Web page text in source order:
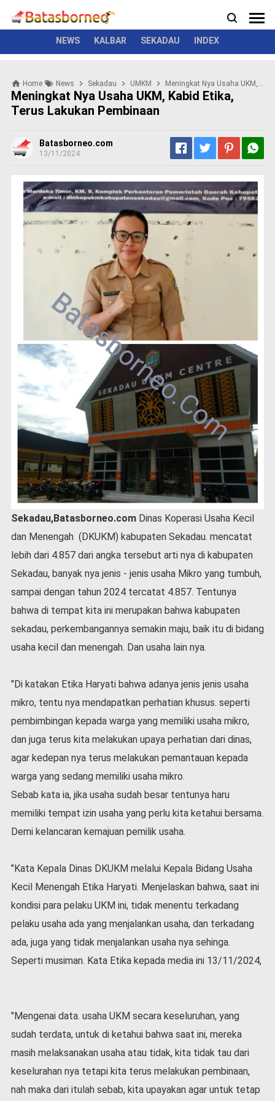
N
e
s
o
l
i
k
m
a
i
n
a
h
S
e
e
m
o
n
i
a
O
l
a
h
a
g
i
n
e
r
t
a
o
v
-
1
a
s
o
NEWS KALBAR SEKADAU INDEX
News Kriminal Seremonial
Home News Sekadau UMKM Meningkat Nya Usaha UKM, Kabid Etika, Terus Lakukan Pembinaan
Meningkat Nya Usaha UKM, Kabid Etika,
Terus Lakukan Pembinaan
Batasborneo.com
13/11/2024
Sekadau,Batasborneo.comDinas Koperasi Usaha Kecil
dan Menengah (DKUKM) kabupaten Sekadau. mencatat
lebih dari 4.857 dari angka tersebut arti nya di kabupaten
Sekadau, banyak nya jenis - jenis usaha Mikro yang tumbuh,
sampai dengan tahun 2024 tercatat 4.857. Tentunya
bahwa di tempat kita ini merupakan bahwa kabupaten
sekadau, perkembangannya semakin maju, baik itu di bidang
usaha kecil dan menengah. Dan usaha lain nya.
"Di katakan Etika Haryati bahwa adanya jenis jenis usaha
mikro, tentu nya mendapatkan perhatian khusus. seperti
pembimbingan kepada warga yang memiliki usaha mikro,
dan juga terus kita melakukan upaya perhatian dari dinas,
agar kedepan nya terus melakukan pemantauan kepada
warga yang sedang memiliki usaha mikro.
Sebab kata ia, jika usaha sudah besar tentunya haru
memiliki tempat izin usaha yang perlu kita ketahui bersama.
Demi kelancaran kemajuan pemilik usaha.
"Kata Kepala Dinas DKUKM melalui Kepala Bidang Usaha
Kecil Menengah Etika Haryati. Menjelaskan bahwa, saat ini
kondisi para pelaku UKM ini, tidak menentu terkadang
pelaku usaha ada yang menjalankan usaha, dan terkadang
ada, juga yang tidak menjalankan usaha nya sehinga.
Seperti musiman. Kata Etika kepada media ini 13/11/2024,
"Mengenai data. usaha UKM secara keseluruhan, yang
sudah terdata, untuk di ketahui bahwa saat ini, mereka
masih melaksanakan usaha atau tidak, kita tidak tau dari
keselurahan nya tetapi kita terus melakukan pembinaan,
nah maka dari itulah sebab, kita upayakan agar untuk tetap